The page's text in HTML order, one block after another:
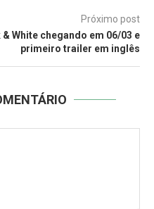
Próximo post
White chegando em 06/03 e
primeiro trailer em inglês